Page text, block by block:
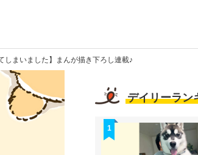
しまいました】まんが描き下ろし連載♪
デイリーラン
1